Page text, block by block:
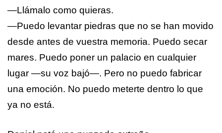
—Llámalo como quieras.
—Puedo levantar piedras que no se han movido
desde antes de vuestra memoria. Puedo secar
mares. Puedo poner un palacio en cualquier
lugar —su voz bajó—. Pero no puedo fabricar
una emoción. No puedo meterte dentro lo que
ya no está.